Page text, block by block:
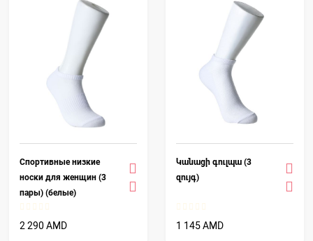
Спортивные низкие
носки для женщин (3
пары) (белые)
2 290 AMD
Կանացի գուլպա (3
զույգ)
1 145 AMD